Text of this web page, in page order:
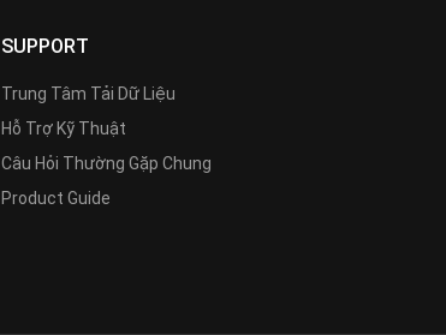
SUPPORT
Trung Tâm Tải Dữ Liệu
Hỗ Trợ Kỹ Thuật
Câu Hỏi Thường Gặp Chung
Product Guide